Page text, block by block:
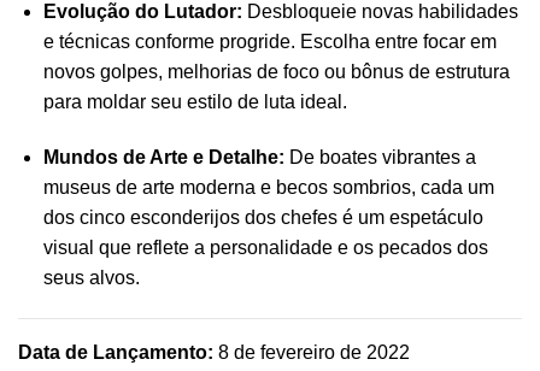
Evolução do Lutador: Desbloqueie novas habilidades
e técnicas conforme progride. Escolha entre focar em
novos golpes, melhorias de foco ou bônus de estrutura
para moldar seu estilo de luta ideal.
Mundos de Arte e Detalhe: De boates vibrantes a
museus de arte moderna e becos sombrios, cada um
dos cinco esconderijos dos chefes é um espetáculo
visual que reflete a personalidade e os pecados dos
seus alvos.
Data de Lançamento: 8 de fevereiro de 2022